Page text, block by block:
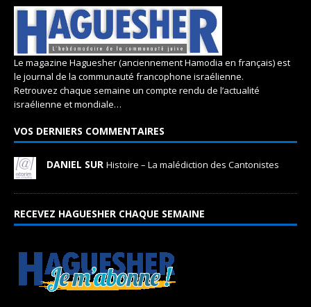
Le magazine Haguesher (anciennement Hamodia en français) est
le journal de la communauté francophone israélienne.
Retrouvez chaque semaine un compte rendu de l’actualité
israélienne et mondiale…
VOS DERNIERS COMMENTAIRES
DANIEL SUR Histoire – La malédiction des Cantonistes
RECEVEZ HAGUESHER CHAQUE SEMAINE